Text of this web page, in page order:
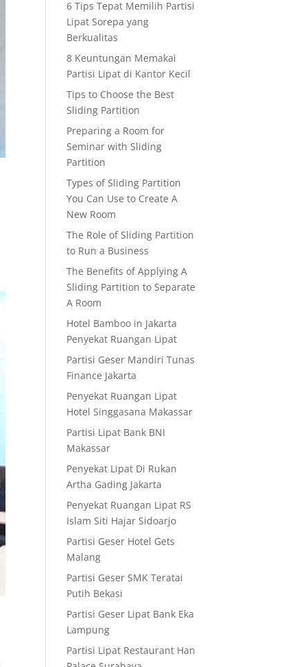
6 Tips Tepat Memilih Partisi
Lipat Sorepa yang
Berkualitas
8 Keuntungan Memakai
Partisi Lipat di Kantor Kecil
Tips to Choose the Best
Sliding Partition
Preparing a Room for
Seminar with Sliding
Partition
Types of Sliding Partition
You Can Use to Create A
New Room
The Role of Sliding Partition
to Run a Business
The Benefits of Applying A
Sliding Partition to Separate
A Room
Hotel Bamboo in Jakarta
Penyekat Ruangan Lipat
Partisi Geser Mandiri Tunas
Finance Jakarta
Penyekat Ruangan Lipat
Hotel Singgasana Makassar
Partisi Lipat Bank BNI
Makassar
Penyekat Lipat Di Rukan
Artha Gading Jakarta
Penyekat Ruangan Lipat RS
Islam Siti Hajar Sidoarjo
Partisi Geser Hotel Gets
Malang
Partisi Geser SMK Teratai
Putih Bekasi
Partisi Geser Lipat Bank Eka
Lampung
Partisi Lipat Restaurant Han